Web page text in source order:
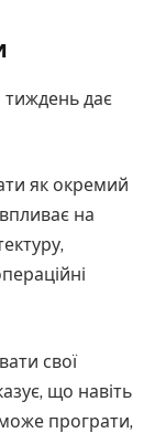
тиждень дає
як окремий
на
свої
що навіть
програти,